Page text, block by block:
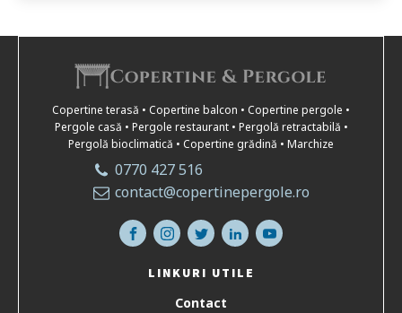
Copertine terasă • Copertine balcon • Copertine pergole •
Pergole casă • Pergole restaurant • Pergolă retractabilă •
Pergolă bioclimatică • Copertine grădină • Marchize
0770 427 516
contact@copertinepergole.ro
LINKURI UTILE
Contact